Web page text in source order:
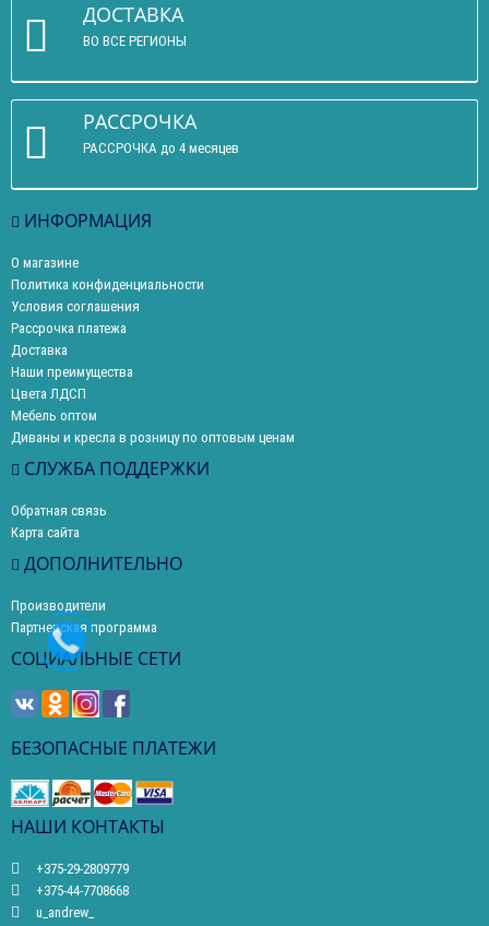
ДОСТАВКА
ВО ВСЕ РЕГИОНЫ
РАССРОЧКА
РАССРОЧКА до 4 месяцев
ИНФОРМАЦИЯ
О магазине
Политика конфиденциальности
Условия соглашения
Рассрочка платежа
Доставка
Наши преимущества
Цвета ЛДСП
Мебель оптом
Диваны и кресла в розницу по оптовым ценам
СЛУЖБА ПОДДЕРЖКИ
Обратная связь
Карта сайта
ДОПОЛНИТЕЛЬНО
Производители
Партнерская программа
СОЦИАЛЬНЫЕ СЕТИ
БЕЗОПАСНЫЕ ПЛАТЕЖИ
НАШИ КОНТАКТЫ
+375-29-2809779
+375-44-7708668
u_andrew_